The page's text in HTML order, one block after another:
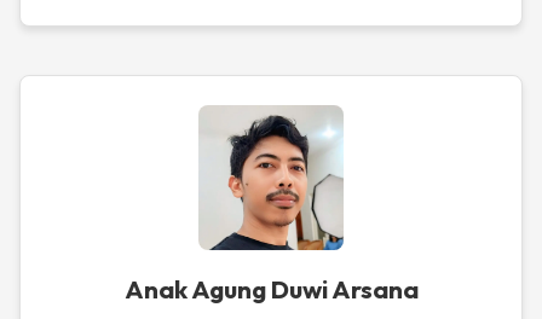
Anak Agung Duwi Arsana